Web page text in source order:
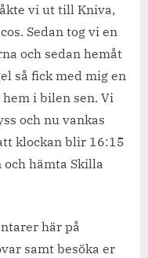
vi ut till Kniva,
Sedan tog vi en
och sedan hemåt
så fick med mig en
i bilen sen. Vi
och nu vankas
klockan blir 16:15
hämta Skilla
här på
samt besöka er